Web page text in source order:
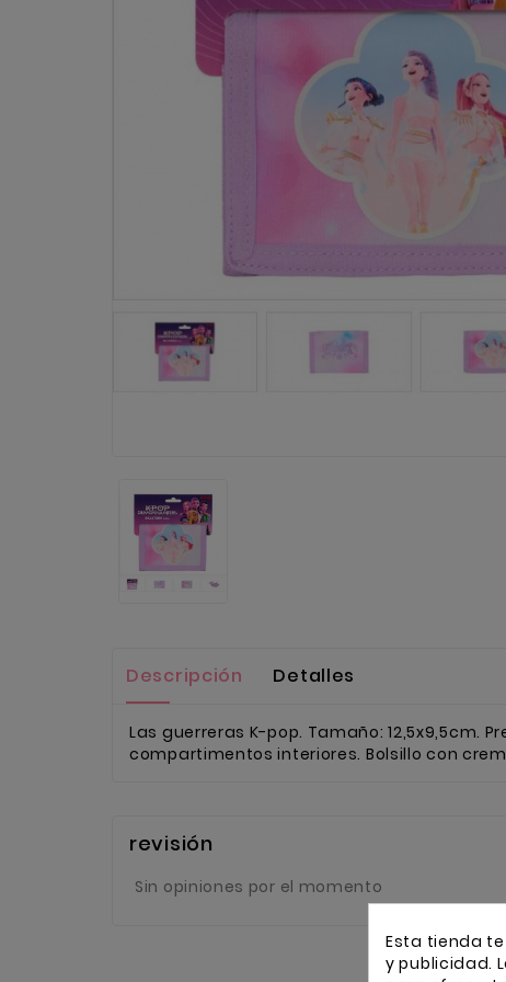
Descripción Detalles
Las guerreras K-pop. Tamaño: 12,5x9,5cm.
compartimentos interiores. Bolsillo con
revisión
Sin opiniones por el momento
Esta tienda
y publicidad.